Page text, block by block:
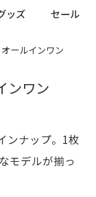
ッズ セール
ールインワン
ンワン
ンナップ。1枚
モデルが揃っ